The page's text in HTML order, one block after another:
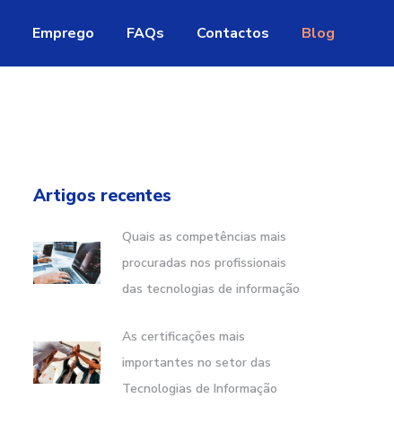
Emprego FAQs Contactos Blog
Artigos recentes
Quais as competências mais
procuradas nos profissionais
das tecnologias de informação
As certificações mais
importantes no setor das
Tecnologias de Informação